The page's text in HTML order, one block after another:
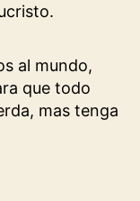
al mundo,
que todo
mas tenga